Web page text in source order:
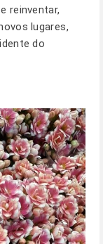
reinventar,
lugares,
do